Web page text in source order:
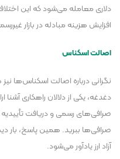
دلاری معامله می‌شود که این
افزایش هزینه مبادله در بازار
اصالت اسکناس
نگرانی درباره اصالت اسکناس‌ها
دغدغه، یکی از دلالان راهکاری
صرافی‌های رسمی و دریافت تأییدیه
صرافی‌ها ببرید. همین پاسخ، بار
آزاد ارز یادآور می‌شود.